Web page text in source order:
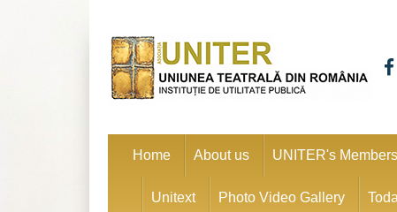
Home About us UNITER's Members
Unitext Photo Video Gallery